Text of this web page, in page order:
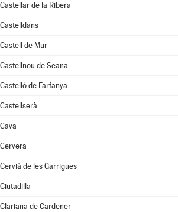
Castellar de la Ribera
Castelldans
Castell de Mur
Castellnou de Seana
Castelló de Farfanya
Castellserà
Cava
Cervera
Cervià de les Garrigues
Ciutadilla
Clariana de Cardener